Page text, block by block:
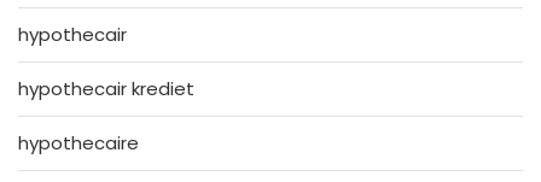
hypothecair
hypothecair krediet
hypothecaire